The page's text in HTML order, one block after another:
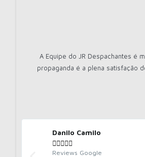
A Equipe do JR Despachantes é
propaganda é a plena satisfação
Danilo Camilo

Reviews Google